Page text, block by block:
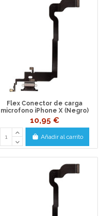
Flex Conector de carga
microfono iPhone X (Negro)
10,95 €
Añadir al carrito